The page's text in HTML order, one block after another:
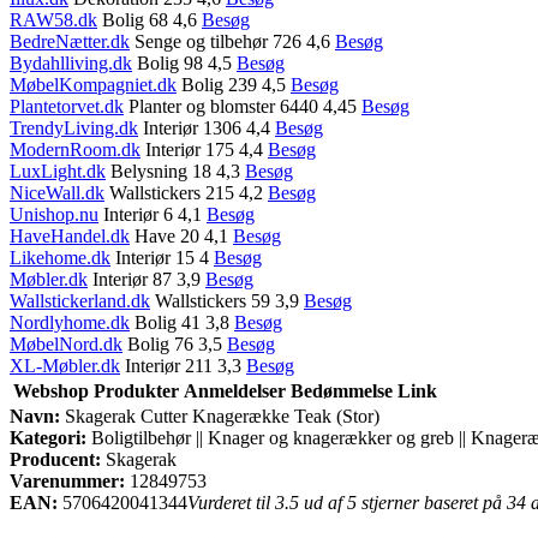
RAW58.dk Bolig 68 4,6 Besøg
BedreNætter.dk Senge og tilbehør 726 4,6 Besøg
Bydahlliving.dk Bolig 98 4,5 Besøg
MøbelKompagniet.dk Bolig 239 4,5 Besøg
Plantetorvet.dk Planter og blomster 6440 4,45 Besøg
TrendyLiving.dk Interiør 1306 4,4 Besøg
ModernRoom.dk Interiør 175 4,4 Besøg
LuxLight.dk Belysning 18 4,3 Besøg
NiceWall.dk Wallstickers 215 4,2 Besøg
Unishop.nu Interiør 6 4,1 Besøg
HaveHandel.dk Have 20 4,1 Besøg
Likehome.dk Interiør 15 4 Besøg
Møbler.dk Interiør 87 3,9 Besøg
Wallstickerland.dk Wallstickers 59 3,9 Besøg
Nordlyhome.dk Bolig 41 3,8 Besøg
MøbelNord.dk Bolig 76 3,5 Besøg
XL-Møbler.dk Interiør 211 3,3 Besøg
Webshop Produkter Anmeldelser Bedømmelse Link
Navn: Skagerak Cutter Knagerække Teak (Stor)
Kategori: Boligtilbehør || Knager og knagerækker og greb ||
Producent: Skagerak
Varenummer: 12849753
EAN: 5706420041344Vurderet til 3.5 ud af 5 stjerner baseret på 34